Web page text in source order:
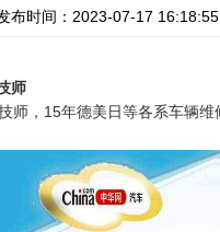
布时间：2023-07-17 16:18:55
师